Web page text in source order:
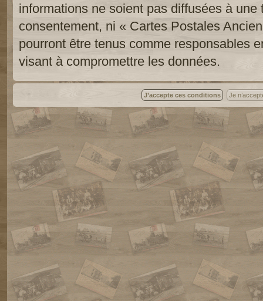
informations ne soient pas diffusées à une
consentement, ni « Cartes Postales
pourront être tenus comme responsables
visant à compromettre les données.